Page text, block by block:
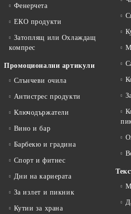
Фенерчета
ЕКО продукти
Затоплящ или Охлаждащ
компрес
Промоционални артикули
Слънчеви очила
Антистрес продукти
Ключодържатели
Вино и бар
Барбекю и градина
Спорт и фитнес
Дни на кариерата
За излет и пикник
Кутии за храна